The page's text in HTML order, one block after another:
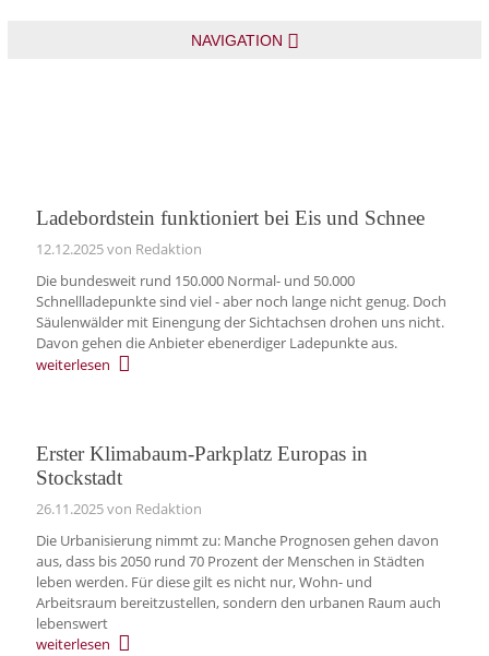
NAVIGATION
Ladebordstein funktioniert bei Eis und Schnee
12.12.2025von Redaktion
Die bundesweit rund 150.000 Normal- und 50.000
Schnellladepunkte sind viel - aber noch lange nicht genug. Doch
Säulenwälder mit Einengung der Sichtachsen drohen uns nicht.
Davon gehen die Anbieter ebenerdiger Ladepunkte aus.
weiterlesen
Erster Klimabaum-Parkplatz Europas in
Stockstadt
26.11.2025von Redaktion
Die Urbanisierung nimmt zu: Manche Prognosen gehen davon
aus, dass bis 2050 rund 70 Prozent der Menschen in Städten
leben werden. Für diese gilt es nicht nur, Wohn- und
Arbeitsraum bereitzustellen, sondern den urbanen Raum auch
lebenswert
weiterlesen